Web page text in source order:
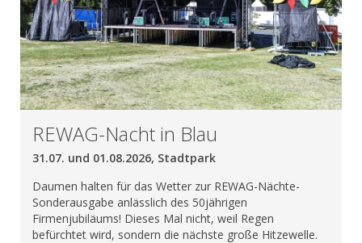
REWAG-Nacht in Blau
31.07. und 01.08.2026, Stadtpark
Daumen halten für das Wetter zur REWAG-Nächte-
Sonderausgabe anlässlich des 50jährigen
Firmenjubiläums! Dieses Mal nicht, weil Regen
befürchtet wird, sondern die nächste große Hitzewelle.